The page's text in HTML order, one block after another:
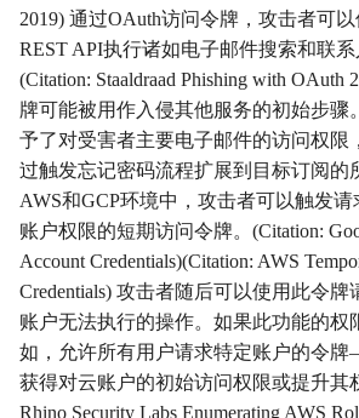
横向移动
持久性
权限提升
侦察
资源开发
2019) 通过OAuth访问令牌，攻击者可
REST API执行诸如电子邮件搜索和联系
(Citation: Staaldraad Phishing with OAuth
牌可能被用作入侵其他服务的初始步骤
予了对受害者主要电子邮件的访问权限
过触发忘记密码流程扩展到目标订阅的
AWS和GCP环境中，攻击者可以触发
账户权限的短期访问令牌。(Citation:
Account Credentials)(Citation: AWS
Credentials) 攻击者随后可以使用此令
账户无法执行的操作。如果此功能的
如，允许所有用户请求特定账户的令
获得对云账户的初始访问权限或提升其
Rhino Security Labs Enumerating AWS